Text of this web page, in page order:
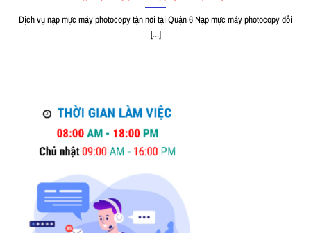
Dịch vụ nạp mực máy photocopy tận nơi tại Quận 6 Nạp mực máy photocopy đối
[...]